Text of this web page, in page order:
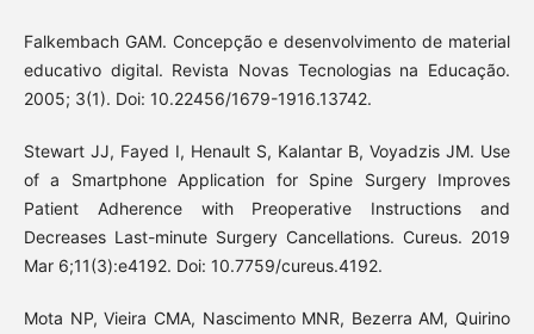
Falkembach GAM. Concepção e desenvolvimento de material
educativo digital. Revista Novas Tecnologias na Educação.
2005; 3(1). Doi: 10.22456/1679-1916.13742.
Stewart JJ, Fayed I, Henault S, Kalantar B, Voyadzis JM. Use
of a Smartphone Application for Spine Surgery Improves
Patient Adherence with Preoperative Instructions and
Decreases Last-minute Surgery Cancellations. Cureus. 2019
Mar 6;11(3):e4192. Doi: 10.7759/cureus.4192.
Mota NP, Vieira CMA, Nascimento MNR, Bezerra AM, Quirino